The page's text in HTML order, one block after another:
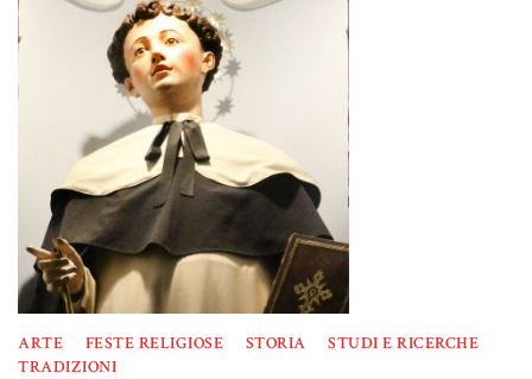
ARTE FESTE RELIGIOSE STORIA
STUDI E RICERCHE
TRADIZIONI